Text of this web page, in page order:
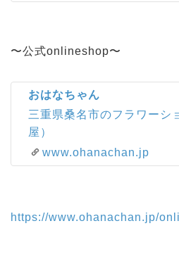
〜公式onlineshop〜
おはなちゃん
三重県桑名市のフラワーシ
屋）
www.ohanachan.jp
https://www.ohanachan.jp/